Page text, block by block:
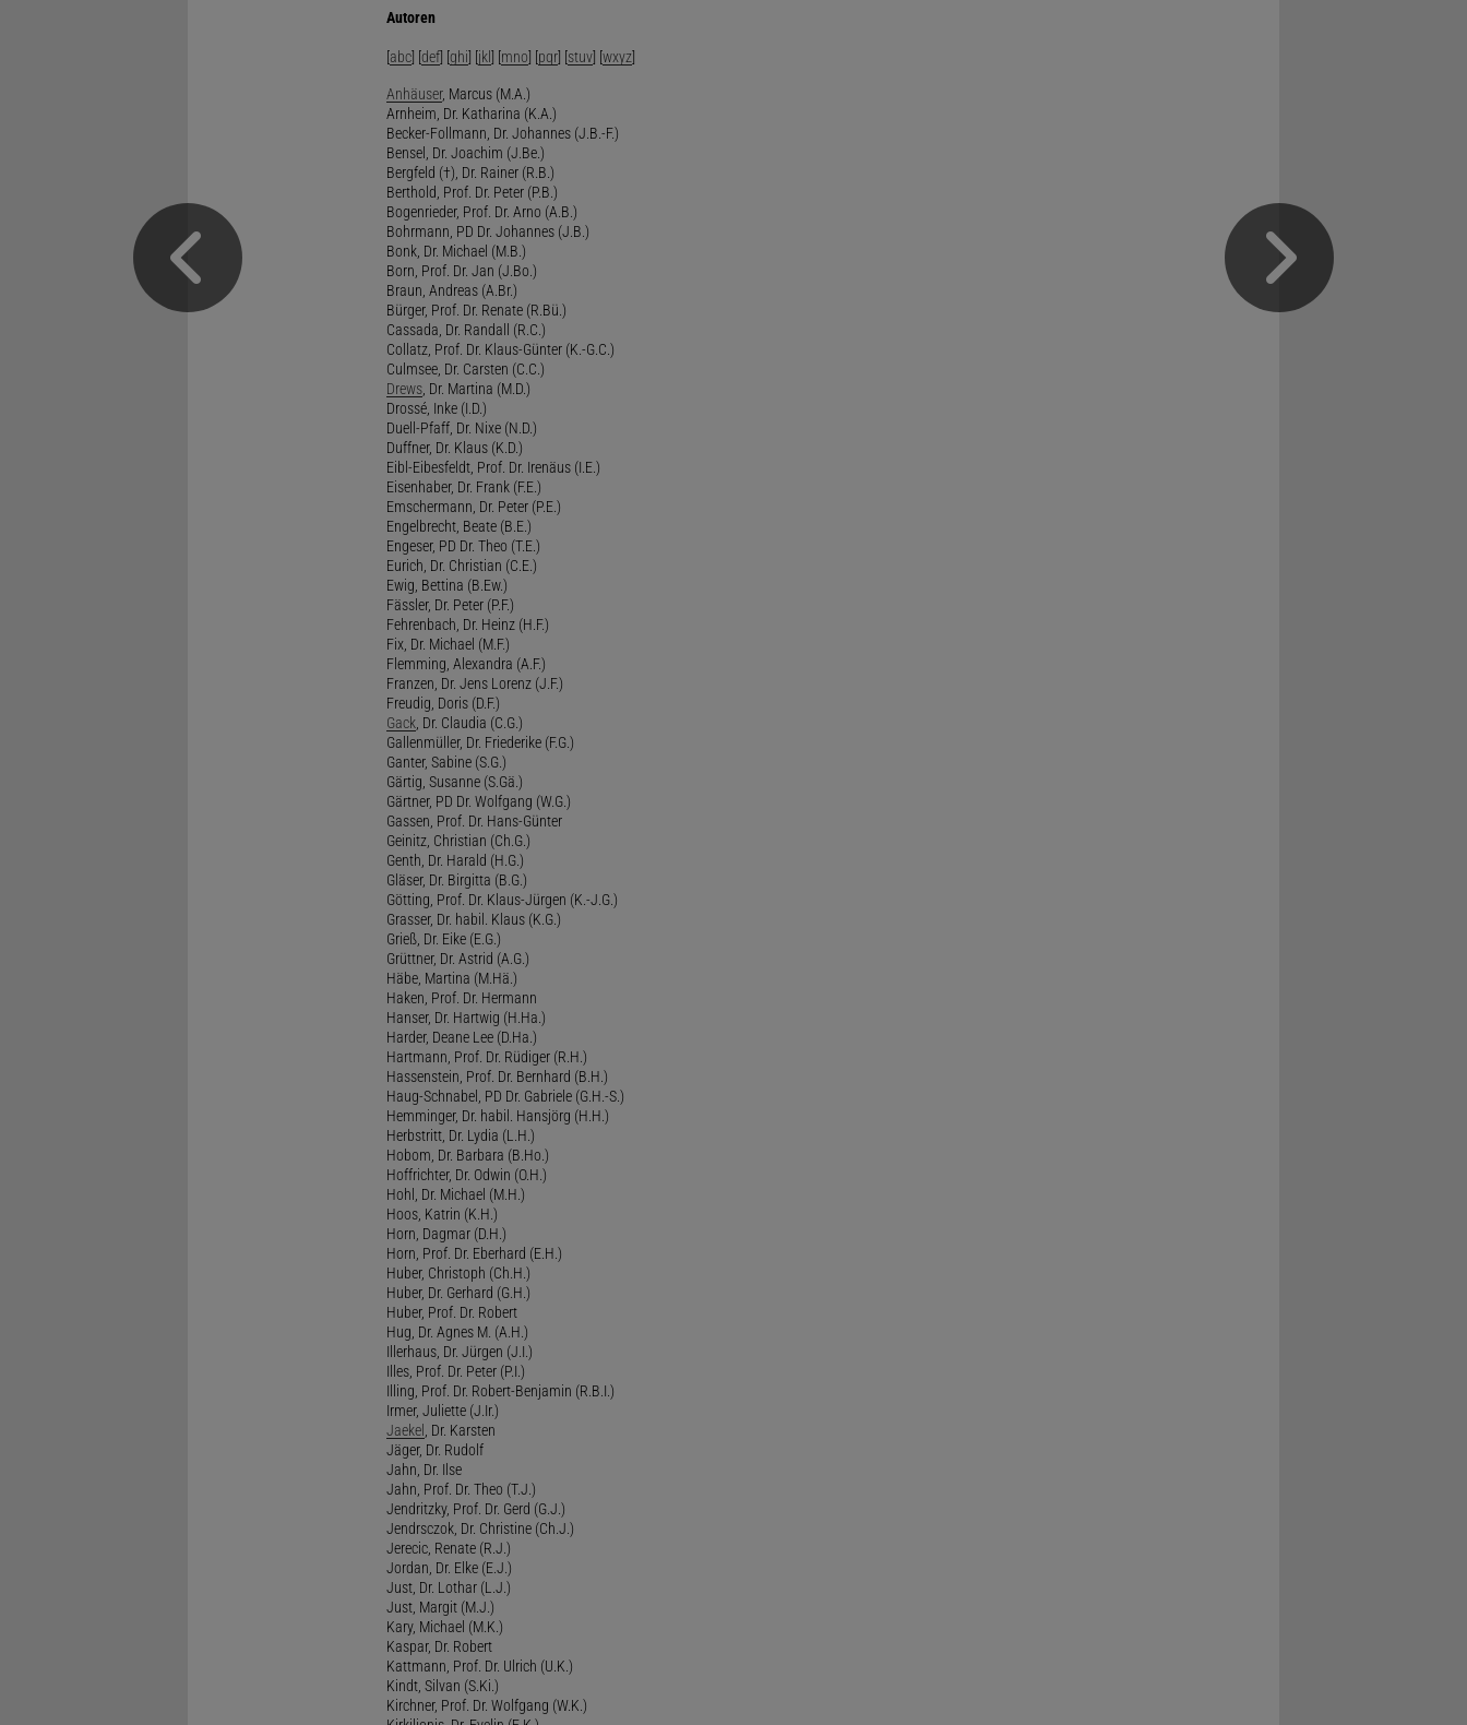
Autoren
[abc] [def] [ghi] [jkl] [mno] [pqr] [stuv] [wxyz]
Anhäuser, Marcus (M.A.)
Arnheim, Dr. Katharina (K.A.)
Becker-Follmann, Dr. Johannes (J.B.-F.)
Bensel, Dr. Joachim (J.Be.)
Bergfeld (†), Dr. Rainer (R.B.)
Berthold, Prof. Dr. Peter (P.B.)
Bogenrieder, Prof. Dr. Arno (A.B.)
Bohrmann, PD Dr. Johannes (J.B.)
Bonk, Dr. Michael (M.B.)
Born, Prof. Dr. Jan (J.Bo.)
Braun, Andreas (A.Br.)
Bürger, Prof. Dr. Renate (R.Bü.)
Cassada, Dr. Randall (R.C.)
Collatz, Prof. Dr. Klaus-Günter (K.-G.C.)
Culmsee, Dr. Carsten (C.C.)
Drews, Dr. Martina (M.D.)
Drossé, Inke (I.D.)
Duell-Pfaff, Dr. Nixe (N.D.)
Duffner, Dr. Klaus (K.D.)
Eibl-Eibesfeldt, Prof. Dr. Irenäus (I.E.)
Eisenhaber, Dr. Frank (F.E.)
Emschermann, Dr. Peter (P.E.)
Engelbrecht, Beate (B.E.)
Engeser, PD Dr. Theo (T.E.)
Eurich, Dr. Christian (C.E.)
Ewig, Bettina (B.Ew.)
Fässler, Dr. Peter (P.F.)
Fehrenbach, Dr. Heinz (H.F.)
Fix, Dr. Michael (M.F.)
Flemming, Alexandra (A.F.)
Franzen, Dr. Jens Lorenz (J.F.)
Freudig, Doris (D.F.)
Gack, Dr. Claudia (C.G.)
Gallenmüller, Dr. Friederike (F.G.)
Ganter, Sabine (S.G.)
Gärtig, Susanne (S.Gä.)
Gärtner, PD Dr. Wolfgang (W.G.)
Gassen, Prof. Dr. Hans-Günter
Geinitz, Christian (Ch.G.)
Genth, Dr. Harald (H.G.)
Gläser, Dr. Birgitta (B.G.)
Götting, Prof. Dr. Klaus-Jürgen (K.-J.G.)
Grasser, Dr. habil. Klaus (K.G.)
Grieß, Dr. Eike (E.G.)
Grüttner, Dr. Astrid (A.G.)
Häbe, Martina (M.Hä.)
Haken, Prof. Dr. Hermann
Hanser, Dr. Hartwig (H.Ha.)
Harder, Deane Lee (D.Ha.)
Hartmann, Prof. Dr. Rüdiger (R.H.)
Hassenstein, Prof. Dr. Bernhard (B.H.)
Haug-Schnabel, PD Dr. Gabriele (G.H.-S.)
Hemminger, Dr. habil. Hansjörg (H.H.)
Herbstritt, Dr. Lydia (L.H.)
Hobom, Dr. Barbara (B.Ho.)
Hoffrichter, Dr. Odwin (O.H.)
Hohl, Dr. Michael (M.H.)
Hoos, Katrin (K.H.)
Horn, Dagmar (D.H.)
Horn, Prof. Dr. Eberhard (E.H.)
Huber, Christoph (Ch.H.)
Huber, Dr. Gerhard (G.H.)
Huber, Prof. Dr. Robert
Hug, Dr. Agnes M. (A.H.)
Illerhaus, Dr. Jürgen (J.I.)
Illes, Prof. Dr. Peter (P.I.)
Illing, Prof. Dr. Robert-Benjamin (R.B.I.)
Irmer, Juliette (J.Ir.)
Jaekel
, Dr. Karsten
Jäger, Dr. Rudolf
Jahn, Dr. Ilse
Jahn, Prof. Dr. Theo (T.J.)
Jendritzky, Prof. Dr. Gerd (G.J.)
Jendrsczok, Dr. Christine (Ch.J.)
Jerecic, Renate (R.J.)
Jordan, Dr. Elke (E.J.)
Just, Dr. Lothar (L.J.)
Just, Margit (M.J.)
Kary, Michael (M.K.)
Kaspar, Dr. Robert
Kattmann, Prof. Dr. Ulrich (U.K.)
Kindt, Silvan (S.Ki.)
Kirchner, Prof. Dr. Wolfgang (W.K.)